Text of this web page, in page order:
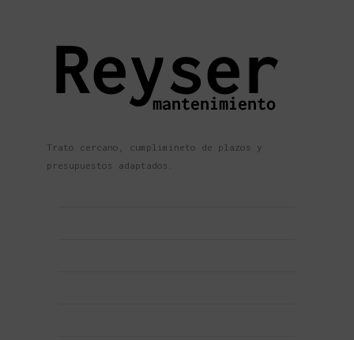
Trato cercano, cumplimineto de plazos y
presupuestos adaptados.